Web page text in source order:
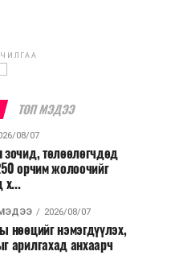
ТОП МЭДЭЭ
08/07
зочид, төлөөлөгчдөд
орчим жолоочийг
х...
2026/08/07
нөөцийг нэмэгдүүлэх,
арилгахад анхаарч